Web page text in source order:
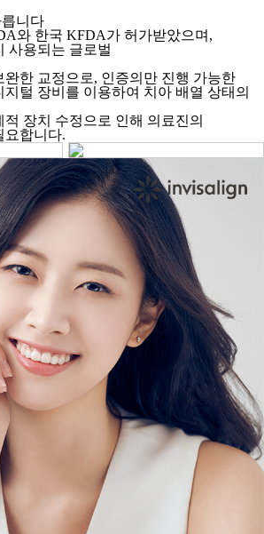
니다
와 한국 KFDA가 허가받았으며,
사용되는 글로벌
완한 교정으로, 인증의만 진행 가능한
털 장비를 이용하여 치아 배열 상태의
장치 수정으로 인해 의료진의
요합니다.